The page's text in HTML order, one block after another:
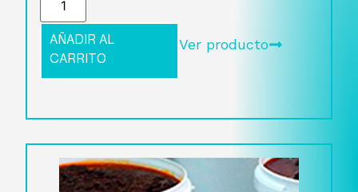
AÑADIR AL
CARRITO
Ver producto